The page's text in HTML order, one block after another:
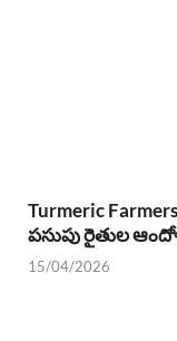
Turmeric
పసుపు రైతుల
15/04/2026